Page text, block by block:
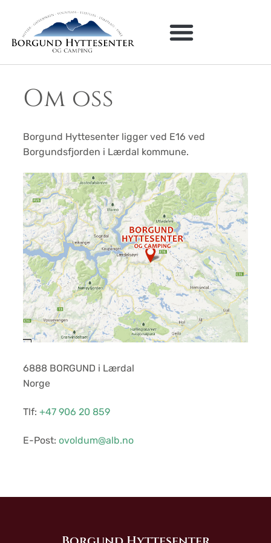
Om oss
Borgund Hyttesenter ligger ved E16 ved
Borgundsfjorden i Lærdal kommune.
6888 BORGUND i Lærdal
Norge
Tlf: +47 906 20 859
E-Post: ovoldum@alb.no